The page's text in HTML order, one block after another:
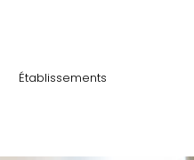
Établissements